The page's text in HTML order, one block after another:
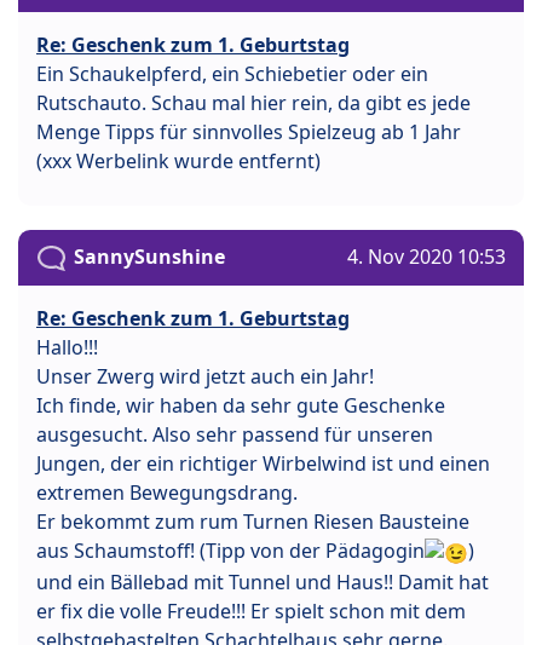
Re: Geschenk zum 1. Geburtstag
Ein Schaukelpferd, ein Schiebetier oder ein
Rutschauto. Schau mal hier rein, da gibt es jede
Menge Tipps für sinnvolles Spielzeug ab 1 Jahr
(xxx Werbelink wurde entfernt)
SannySunshine 4. Nov 2020 10:53
Re: Geschenk zum 1. Geburtstag
Hallo!!!
Unser Zwerg wird jetzt auch ein Jahr!
Ich finde, wir haben da sehr gute Geschenke
ausgesucht. Also sehr passend für unseren
Jungen, der ein richtiger Wirbelwind ist und einen
extremen Bewegungsdrang.
Er bekommt zum rum Turnen Riesen Bausteine
aus Schaumstoff! (Tipp von der Pädagogin
)
und ein Bällebad mit Tunnel und Haus!! Damit hat
er fix die volle Freude!!! Er spielt schon mit dem